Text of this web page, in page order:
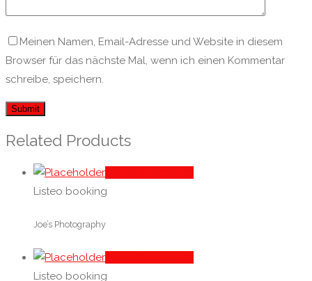
Meinen Namen, Email-Adresse und Website in diesem
Browser für das nächste Mal, wenn ich einen Kommentar
schreibe, speichern.
Related Products
Listeo booking
Joe’s Photography
Listeo booking